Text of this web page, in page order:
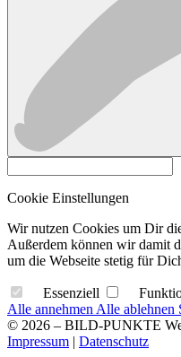
Cookie Einstellungen
Wir nutzen Cookies um Dir
Außerdem können wir damit
um die Webseite stetig für
Essenziell
Alle annehmen Alle ablehnen
© 2026 – BILD-PUNKTE
Impressum | Datenschutz